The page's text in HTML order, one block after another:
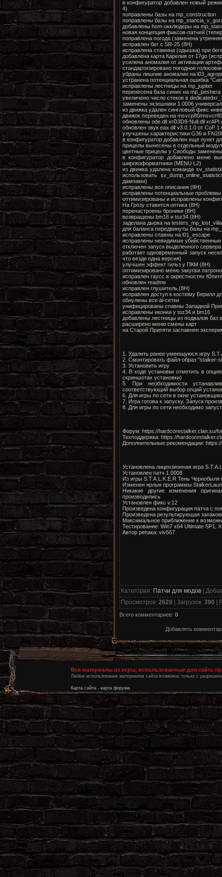
в конфигуратор добавлен новый
4)
поправлены базы на mp_construction
поправлены базы на
добавлены hom-окклюдеры на
новая концепция фиксов-патчей
поправлена погода (заменена
исправлен бег с SR-25 (8H)
исправлена стамина (одышка) при
добавлена карта Карелия от 17go
усилена аномалия от активации
стандартизировано погодное
убраны лишние аномалии на
устранена потенциальная ошибка
исправлены лестницы на mp_jupiter
перенесена база синих на mp_peshera
увеличено число стеков в
заменены экзешники 1.0006
из движка удален сингловый фикс
движок переведен на msvcp80/
обновлены ode.dll xrD3D9-Null.dll
обновлен звук eax.dll v3.0.1.0 от CoP
улучшены характеристики G36 и
в конфигуратор добавлен еще пункт
прицелы вынесены в отдельный
цветные прицелы у Свободы
в конфигуратор добавлено меню
широкоформатники (MENU L2)
из движка удалена команда
использовать
дампами)
исправлены все описания (8H)
исправлены потенциальные
оптимизированы и исправлены
На Грозу ставится оптика (8H)
перенастроены броники (8H)
возвращены bm16 и toz34 (8H)
заделана дырка на
для баланса передвинуты базы на
исправлены спавны на l01_escape
исправлены невидимые
отключен запуск выделенного
работает одновременный запуск
что везде одна версия)
улучшен эффект гильз у ПКМ (8H)
оптимизировано меню закупки
исправлен гаусс в окрестностях
обновлен readme
исправлен глушитель (8H)
исправлен доступ к костюму Берилл
обнулены все ai-сетки
унифицированы спавны Западной
исправлены иконки у toz34 и bm16
добавлены лестницы из подвалов баз
расширено меню смены карт
на Старой Припяти заспавнен
1. Удалить ранее умеющуюся игру
2. Смонтировать файл-образ
3. Установить игру
4. В ходе установки отметить в
скриншотах установки)
5. При необходимости
соответствующий выбор опций
6. Для игры по сети в окне
7. Игра готова к запуску. Запуск
8. Для игры по сети необходимо
Форум: https://hardcorestalker.clan.su/
Техподдержка: https://
Дополнительные рекомендации:
Установлена лицензионная игра
Установлен патч 1.0008
Из игры S.T.A.L.K.E.R Тень
Изменен ярлык программы
Никакие другие изменения
производились
Установлен фикс v.12
Произведена конфигурация патча с
Произведена результирующая
Максимальное приближение к
Тестирование: Win7 x64 Ultimate SP1,
Автор репака: viv567
Категория: Патчи для модов|
Просмотров: 2629 | Загрузок: 390 |
Всего комментариев: 0
Добавлять
Все материалы из игры, использованные для сайта
Любое использование материалов сайта возможно только с
Карта сайта - карта форума